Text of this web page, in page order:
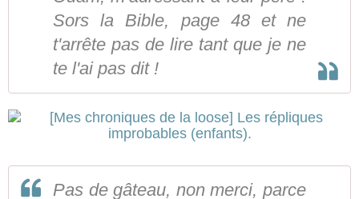
Sors la Bible, page 48 et ne
t'arrête pas de lire tant que je ne
te l'ai pas dit !
Pas de gâteau, non merci, parce